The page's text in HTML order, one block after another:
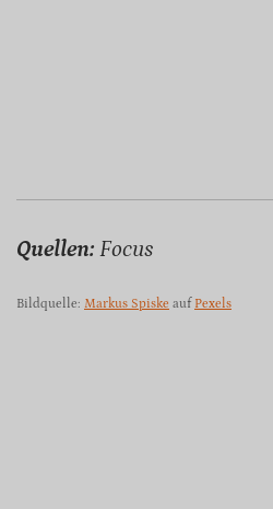
Quellen: Focus
Bildquelle: Markus Spiske auf Pexels